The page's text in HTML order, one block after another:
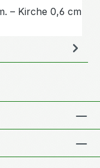
– Kirche 0,6 cm